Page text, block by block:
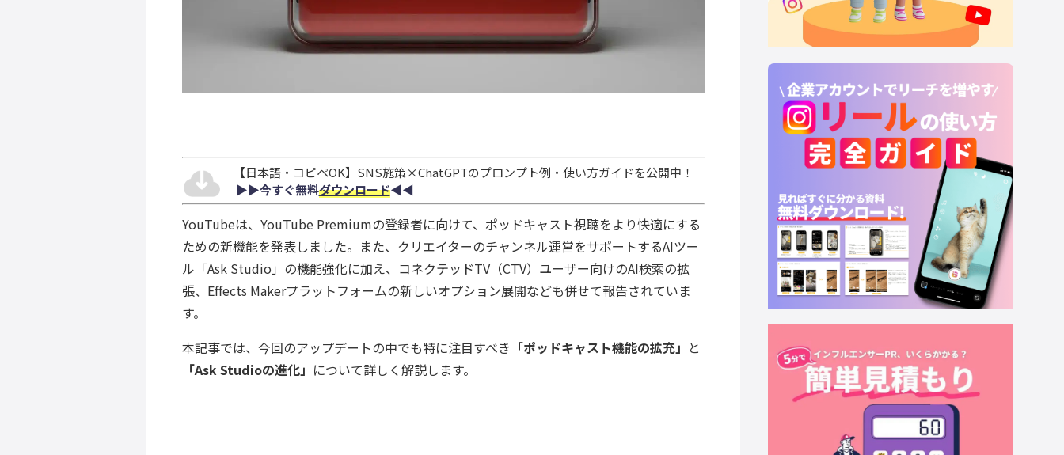
【日本語・コピペOK】SNS施策×ChatGPTのプロンプト例・使い方ガイドを公開中！
▶︎▶︎今すぐ無料ダウンロード◀︎◀︎
YouTubeは、YouTube Premiumの登録者に向けて、ポッドキャスト視聴をより快適にする
ための新機能を発表しました。また、クリエイターのチャンネル運営をサポートするAIツー
ル「Ask Studio」の機能強化に加え、コネクテッドTV（CTV）ユーザー向けのAI検索の拡
張、Effects Makerプラットフォームの新しいオプション展開なども併せて報告されていま
す。
本記事では、今回のアップデートの中でも特に注目すべき 「ポッドキャスト機能の拡充」 と
「Ask Studioの進化」 について詳しく解説します。